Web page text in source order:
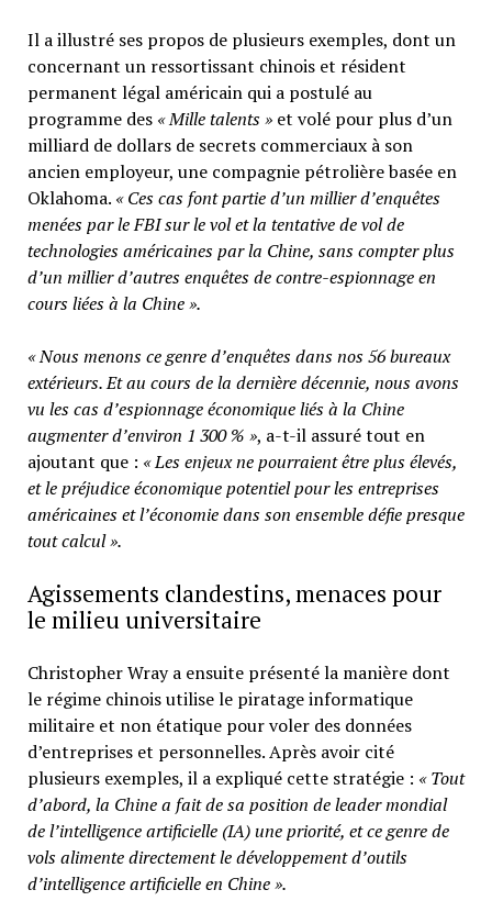
Il a illustré ses propos de plusieurs exemples, dont un
concernant un ressortissant chinois et résident
permanent légal américain qui a postulé au
programme des « Mille talents »et volé pour plus d’un
milliard de dollars de secrets commerciaux à son
ancien employeur, une compagnie pétrolière basée en
Oklahoma. « Ces cas font partie d’un millier d’enquêtes
menées par le FBI sur le vol et la tentative de vol de
technologies américaines par la Chine, sans compter plus
d’un millier d’autres enquêtes de contre-espionnage en
cours liées à la Chine ».
« Nous menons ce genre d’enquêtes dans nos 56 bureaux
extérieurs. Et au cours de la dernière décennie, nous avons
vu les cas d’espionnage économique liés à la Chine
augmenter d’environ 1 300 % », a-t-il assuré tout en
ajoutant que : « Les enjeux ne pourraient être plus élevés,
et le préjudice économique potentiel pour les entreprises
américaines et l’économie dans son ensemble défie presque
tout calcul ».
Agissements clandestins, menaces pour
le milieu universitaire
Christopher Wray a ensuite présenté la manière dont
le régime chinois utilise le piratage informatique
militaire et non étatique pour voler des données
d’entreprises et personnelles. Après avoir cité
plusieurs exemples, il a expliqué cette stratégie : « Tout
d’abord, la Chine a fait de sa position de leader mondial
de l’intelligence artificielle (IA) une priorité, et ce genre de
vols alimente directement le développement d’outils
d’intelligence artificielle en Chine ».